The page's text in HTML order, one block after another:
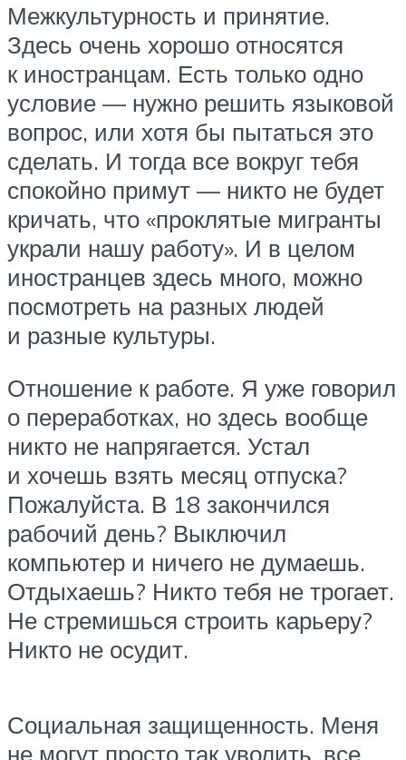
Межкультурность и принятие.
Здесь очень хорошо относятся
к иностранцам. Есть только одно
условие — нужно решить языковой
вопрос, или хотя бы пытаться это
сделать. И тогда все вокруг тебя
спокойно примут — никто не будет
кричать, что «проклятые мигранты
украли нашу работу». И в целом
иностранцев здесь много, можно
посмотреть на разных людей
и разные культуры.
Отношение к работе. Я уже говорил
о переработках, но здесь вообще
никто не напрягается. Устал
и хочешь взять месяц отпуска?
Пожалуйста. В 18 закончился
рабочий день? Выключил
компьютер и ничего не думаешь.
Отдыхаешь? Никто тебя не трогает.
Не стремишься строить карьеру?
Никто не осудит.
Социальная защищенность. Меня
не могут просто так уволить, все